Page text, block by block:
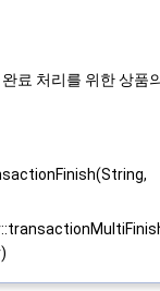
료 처리를 위한 상품